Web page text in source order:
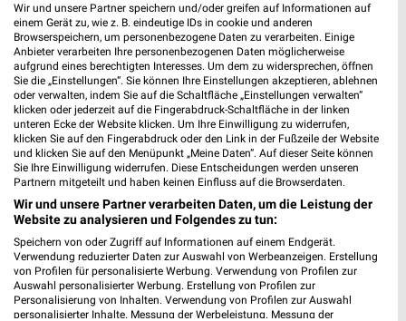
Kaufland Pirmasens
Zweibrücker Straße 230
66954 Pirmasens
Heute 07:00 - 22:00 Uhr | Geöffnet
547,89 km • Angebote: 2 Prospekte
WASGAU Rodalben
Bahnhofstraße 5
66976 Rodalben
Heute 08:00 - 21:00 Uhr | Öffnet in 35 Min.
544,74 km • Angebote: 1 Prospekt
Wir und unsere Partner speichern und/oder greifen auf Informationen auf
einem Gerät zu, wie z. B. eindeutige IDs in cookie und anderen
Browserspeichern, um personenbezogene Daten zu verarbeiten. Einige
Anbieter verarbeiten Ihre personenbezogenen Daten möglicherweise
aufgrund eines berechtigten Interesses. Um dem zu widersprechen, öffnen
Sie die „Einstellungen“. Sie können Ihre Einstellungen akzeptieren, ablehnen
oder verwalten, indem Sie auf die Schaltfläche „Einstellungen verwalten“
klicken oder jederzeit auf die Fingerabdruck-Schaltfläche in der linken
unteren Ecke der Website klicken. Um Ihre Einwilligung zu widerrufen,
klicken Sie auf den Fingerabdruck oder den Link in der Fußzeile der Website
und klicken Sie auf den Menüpunkt „Meine Daten“. Auf dieser Seite können
Sie Ihre Einwilligung widerrufen. Diese Entscheidungen werden unseren
Partnern mitgeteilt und haben keinen Einfluss auf die Browserdaten.
Wir und unsere Partner verarbeiten Daten, um die Leistung der
Website zu analysieren und Folgendes zu tun:
Speichern von oder Zugriff auf Informationen auf einem Endgerät.
Verwendung reduzierter Daten zur Auswahl von Werbeanzeigen. Erstellung
von Profilen für personalisierte Werbung. Verwendung von Profilen zur
Auswahl personalisierter Werbung. Erstellung von Profilen zur
Personalisierung von Inhalten. Verwendung von Profilen zur Auswahl
personalisierter Inhalte. Messung der Werbeleistung. Messung der